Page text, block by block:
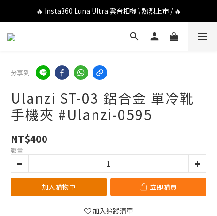
🔥 DJI OSMO POCKET 4P 口袋相機 \ 熱烈上市 / 🔥
🔥 Insta360 Luna Ultra 雲台相機 \ 熱烈上市 / 🔥
🔥 Insta360 GO Ultra Hello Kitty 聯名限定套裝 \ 時尚上市 / 🔥
分享到
Ulanzi ST-03 鋁合金 單冷靴
手機夾 #Ulanzi-0595
NT$400
數量
加入購物車 立即購買
加入追蹤清單